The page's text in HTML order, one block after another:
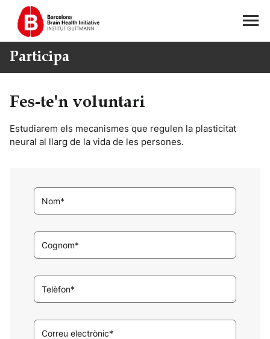
Participa
Fes-te'n voluntari
Estudiarem els mecanismes que regulen la plasticitat
neural al llarg de la vida de les persones.
Nom*
Cognom*
Telèfon*
Correu electrònic*